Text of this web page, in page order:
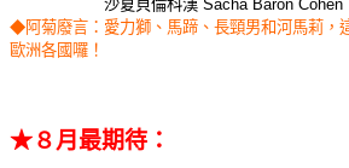
沙夏貝倫科漢 Sacha Baron Cohen
◆阿菊廢言：愛力獅、馬蹄、長頸男和河馬莉，
歐洲各國囉！
★８月最期待：